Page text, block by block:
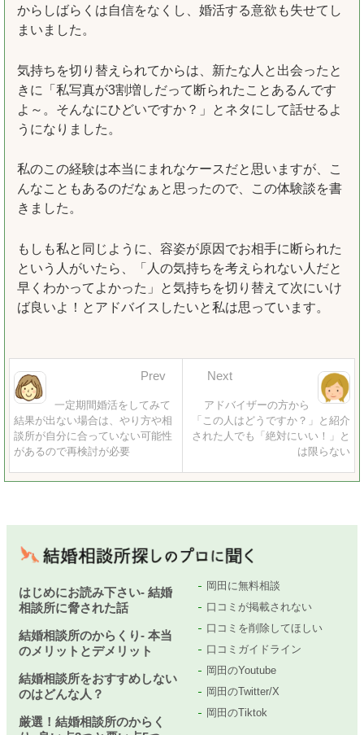
からしばらくは自信をなくし、婚活する意欲も失せてし
まいました。
気持ちを切り替えられてからは、新たな人と出会ったと
きに「私写真が3割増しだって断られたことあるんです
よ～。そんなにひどいですか？」とネタにして話せるよ
うになりました。
私のこの経験は本当にまれなケースだと思いますが、こ
んなこともあるのだなぁと思ったので、この体験談を書
きました。
もしも私と同じように、容姿が原因でお相手に断られた
という人がいたら、「人の気持ちを考えられない人だと
早くわかってよかった」と気持ちを切り替えて次にいけ
ば良いよ！とアドバイスしたいと私は思っています。
アドバイザーの方から
「この人はどうですか？」と紹介
された人でも「絶対にいい！」と
は限らない
Next
一定期間婚活をしてみて
結果が出ない場合は、やり方や相
談所が自分に合っていない可能性
があるので再検討が必要
Prev
はじめにお読み下さい- 結婚
相談所に脅された話
結婚相談所のからくり- 本当
のメリットとデメリット
結婚相談所をおすすめしない
のはどんな人？
厳選！結婚相談所のからく
岡田に無料相談
口コミが掲載されない
口コミを削除してほしい
口コミガイドライン
岡田のYoutube
岡田のTwitter/X
岡田のTiktok